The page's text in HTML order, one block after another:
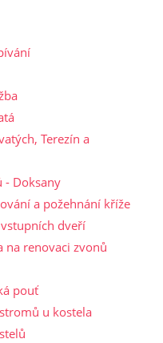
Terezín a
- Doksany
a požehnání kříže
dveří
na renovaci zvonů
pouť
u kostela